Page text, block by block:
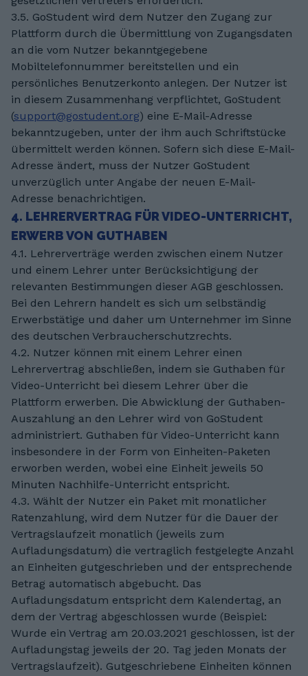
3.5. GoStudent wird dem Nutzer den Zugang zur
Plattform durch die Übermittlung von Zugangsdaten
an die vom Nutzer bekanntgegebene
Mobiltelefonnummer bereitstellen und ein
persönliches Benutzerkonto anlegen. Der Nutzer ist
in diesem Zusammenhang verpflichtet, GoStudent
(support@gostudent.org) eine E-Mail-Adresse
bekanntzugeben, unter der ihm auch Schriftstücke
übermittelt werden können. Sofern sich diese E-Mail-
Adresse ändert, muss der Nutzer GoStudent
unverzüglich unter Angabe der neuen E-Mail-
Adresse benachrichtigen.
4. LEHRERVERTRAG FÜR VIDEO-UNTERRICHT,
ERWERB VON GUTHABEN
4.1. Lehrerverträge werden zwischen einem Nutzer
und einem Lehrer unter Berücksichtigung der
relevanten Bestimmungen dieser AGB geschlossen.
Bei den Lehrern handelt es sich um selbständig
Erwerbstätige und daher um Unternehmer im Sinne
des deutschen Verbraucherschutzrechts.
4.2. Nutzer können mit einem Lehrer einen
Lehrervertrag abschließen, indem sie Guthaben für
Video-Unterricht bei diesem Lehrer über die
Plattform erwerben. Die Abwicklung der Guthaben-
Auszahlung an den Lehrer wird von GoStudent
administriert. Guthaben für Video-Unterricht kann
insbesondere in der Form von Einheiten-Paketen
erworben werden, wobei eine Einheit jeweils 50
Minuten Nachhilfe-Unterricht entspricht.
4.3. Wählt der Nutzer ein Paket mit monatlicher
Ratenzahlung, wird dem Nutzer für die Dauer der
Vertragslaufzeit monatlich (jeweils zum
Aufladungsdatum) die vertraglich festgelegte Anzahl
an Einheiten gutgeschrieben und der entsprechende
Betrag automatisch abgebucht. Das
Aufladungsdatum entspricht dem Kalendertag, an
dem der Vertrag abgeschlossen wurde (Beispiel:
Wurde ein Vertrag am 20.03.2021 geschlossen, ist der
Aufladungstag jeweils der 20. Tag jeden Monats der
Vertragslaufzeit). Gutgeschriebene Einheiten können